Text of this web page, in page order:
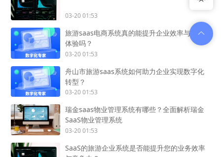
03-20 01:53
旅游saas电商系统真的能提升企业效率与客户
体验吗？
03-20 01:53
舟山市旅游saas系统如何助力企业实现数字化
转型？
03-20 01:53
瑞金saas物业管理系统有哪些？全面解析瑞金
SaaS物业管理系统
03-20 01:53
SaaS的旅游企业系统是否能提升您的业务效率